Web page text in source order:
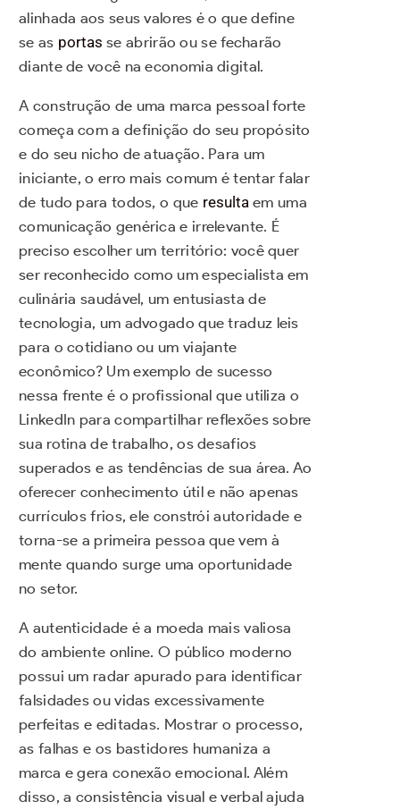
alinhada aos seus valores é o que define
se as portas se abrirão ou se fecharão
diante de você na economia digital.
A construção de uma marca pessoal forte
começa com a definição do seu propósito
e do seu nicho de atuação. Para um
iniciante, o erro mais comum é tentar falar
de tudo para todos, o que resulta em uma
comunicação genérica e irrelevante. É
preciso escolher um território: você quer
ser reconhecido como um especialista em
culinária saudável, um entusiasta de
tecnologia, um advogado que traduz leis
para o cotidiano ou um viajante
econômico? Um exemplo de sucesso
nessa frente é o profissional que utiliza o
LinkedIn para compartilhar reflexões sobre
sua rotina de trabalho, os desafios
superados e as tendências de sua área. Ao
oferecer conhecimento útil e não apenas
currículos frios, ele constrói autoridade e
torna-se a primeira pessoa que vem à
mente quando surge uma oportunidade
no setor.
A autenticidade é a moeda mais valiosa
do ambiente online. O público moderno
possui um radar apurado para identificar
falsidades ou vidas excessivamente
perfeitas e editadas. Mostrar o processo,
as falhas e os bastidores humaniza a
marca e gera conexão emocional. Além
disso, a consistência visual e verbal ajuda